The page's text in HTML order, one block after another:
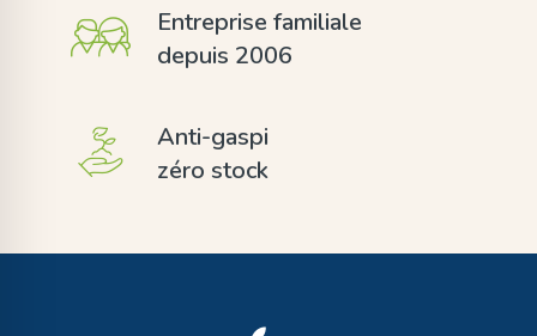
Entreprise familiale
depuis 2006
Anti-gaspi
zéro stock